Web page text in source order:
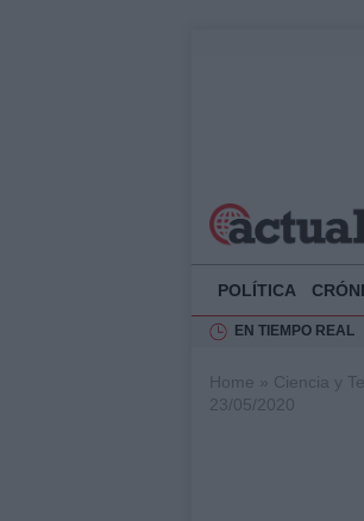
POLÍTICA
EN TIEMPO REAL
Home » Ciencia y
23/05/2020